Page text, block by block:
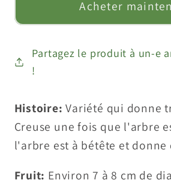
creuse&quot;creuse&quot;
Acheter
Partagez le produit à un-e
!
Histoire:Variété qui donne
Creuse une fois que l'arbre
l'arbre est à bétête et donne
Fruit: Environ 7 à 8 cm de